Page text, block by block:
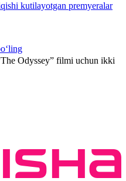
kutilayotgan premyeralar
Odyssey” filmi uchun ikki